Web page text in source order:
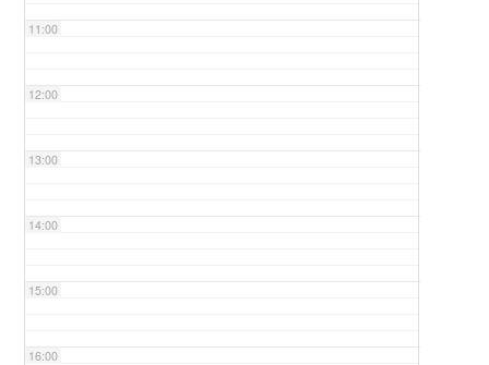
11:00
12:00
13:00
14:00
15:00
16:00